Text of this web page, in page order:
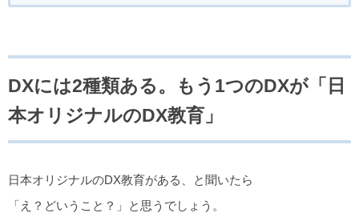
DXには2種類ある。もう1つのDXが「日
本オリジナルのDX教育」
日本オリジナルのDX教育がある、と聞いたら
「え？どいうこと？」と思うでしょう。